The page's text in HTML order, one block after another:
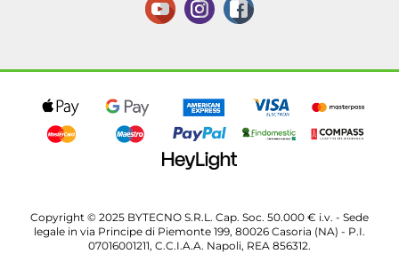
Copyright © 2025 BYTECNO S.R.L. Cap. Soc. 50.000 € i.v. - Sede
legale in via Principe di Piemonte 199, 80026 Casoria (NA) - P.I.
07016001211, C.C.I.A.A. Napoli, REA 856312.